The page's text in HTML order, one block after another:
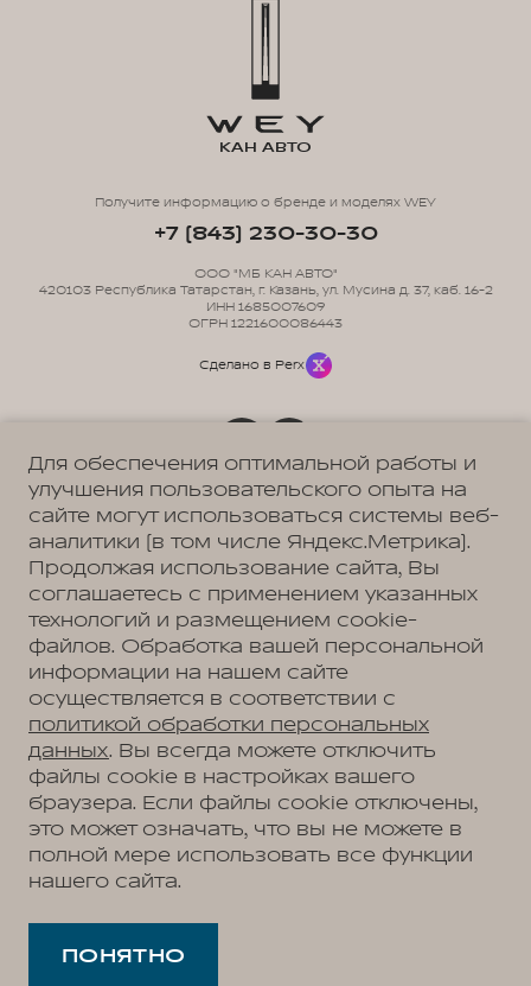
Политика обработки персональных данных
Пользовательское соглашение
Согласие на коммуникацию
Согласие на предоставление персональных данных третьим лицам
КАН АВТО
Получите информацию о бренде и моделях WEY
+7 (843) 230-30-30
ООО "МБ КАН АВТО"
420103 Республика Татарстан, г. Казань, ул. Мусина д. 37, каб. 16-2
ИНН 1685007609
ОГРН 1221600086443
Сделано в Perx
КАН АВТО
Казань, ул. Московская, д. 20
+7 (843) 230-30-30
КАН АВТО
Казань, Оренбургский тракт, д. 23Д
+7 (843) 230-30-30
АВТОМОБИЛИ В НАЛИЧИИ
МОДЕЛЬНЫЙ РЯД
WEY 05
WEY 80 Премиум
WEY 07
ВЛАДЕЛЬЦАМ
Сервис
Запись на сервис
О ДИЛЕРЕ
Для обеспечения оптимальной работы и
улучшения пользовательского опыта на
сайте могут использоваться системы веб-
аналитики (в том числе Яндекс.Метрика).
Продолжая использование сайта, Вы
соглашаетесь с применением указанных
технологий и размещением cookie-
файлов. Обработка вашей персональной
информации на нашем сайте
осуществляется в соответствии с
политикой обработки персональных
данных. Вы всегда можете отключить
файлы cookie в настройках вашего
браузера. Если файлы cookie отключены,
это может означать, что вы не можете в
полной мере использовать все функции
нашего сайта.
ПОНЯТНО